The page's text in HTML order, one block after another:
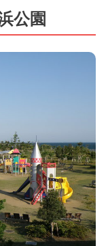
公園